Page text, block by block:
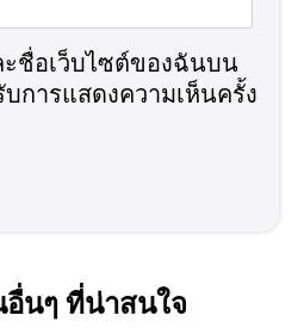
ชื่อเว็บไซต์ของฉันบน
บการแสดงความเห็นครั้ง
อื่นๆ ที่น่าสนใจ